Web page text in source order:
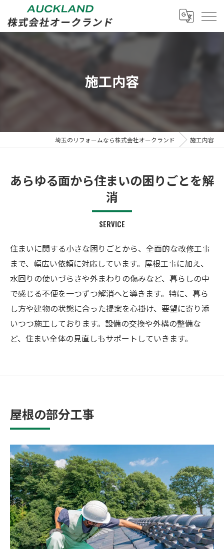
施工内容
埼玉のリフォームなら株式会社オークランド 施工内容
あらゆる面から住まいの困りごとを解
消
SERVICE
住まいに関する小さな困りごとから、全面的な改修工事
まで、幅広い依頼に対応しています。屋根工事に加え、
水回りの使いづらさや外まわりの傷みなど、暮らしの中
で感じる不便を一つずつ解消へと導きます。特に、暮ら
し方や建物の状態に合った提案を心掛け、要望に寄り添
いつつ施工しております。設備の交換や外構の整備な
ど、住まい全体の見直しもサポートしていきます。
屋根の部分工事